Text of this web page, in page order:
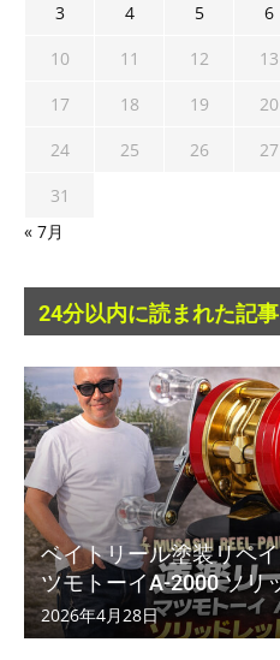
3
4 5 6
10
11 12 13
17
18 19 20
24
25 26 27
31
« 7月
24分以内に読まれた記事
ベイトリール塗装リペ
ツモトーイA-2000 ソリ
2026年4月28日